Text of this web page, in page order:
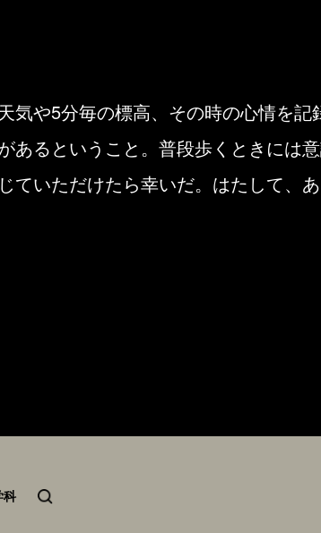
気や5分毎の標高、その時の心情を記
るということ。普段歩くときには
いただけたら幸いだ。はたして、
科